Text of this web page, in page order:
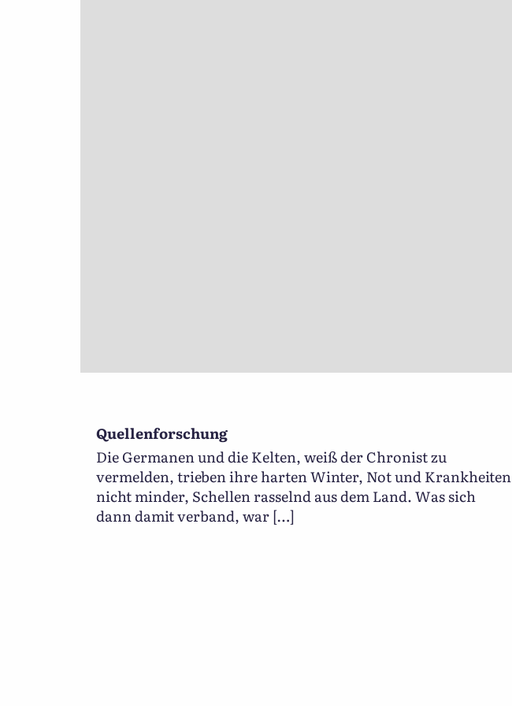
Quellenforschung
Die Germanen und die Kelten, weiß der Chronist zu
vermelden, trieben ihre harten Winter, Not und Krankheiten
nicht minder, Schellen rasselnd aus dem Land. Was sich
dann damit verband, war […]